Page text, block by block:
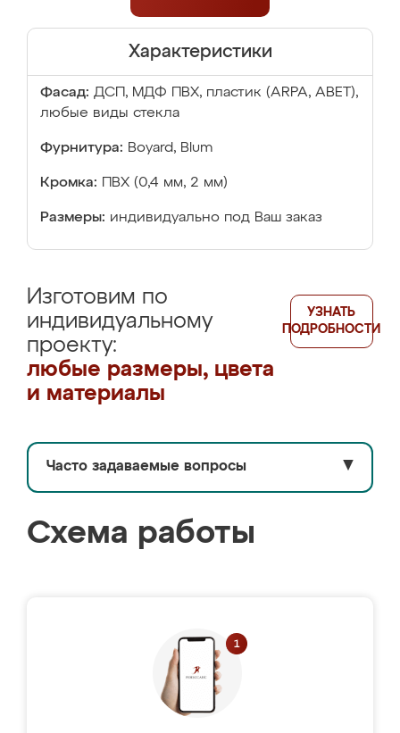
Характеристики
Фасад: ДСП, МДФ ПВХ, пластик (ARPA, ABET),
любые виды стекла
Фурнитура: Boyard, Blum
Кромка: ПВХ (0,4 мм, 2 мм)
Размеры: индивидуально под Ваш заказ
Изготовим по
индивидуальному
проекту:
любые размеры, цвета
и материалы
УЗНАТЬ
ПОДРОБНОСТИ
Часто задаваемые вопросы ▼
Схема работы